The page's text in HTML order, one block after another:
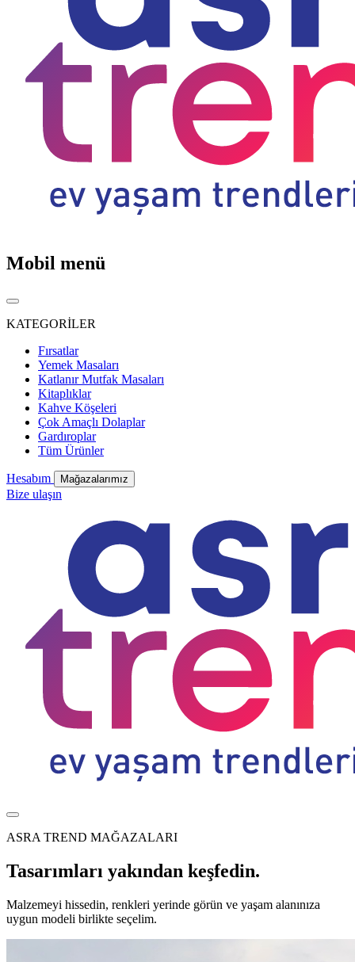
Mobil menü
KATEGORİLER
Fırsatlar
Yemek Masaları
Katlanır Mutfak Masaları
Kitaplıklar
Kahve Köşeleri
Çok Amaçlı Dolaplar
Gardıroplar
Tüm Ürünler
Hesabım Mağazalarımız
Bize ulaşın
ASRA TREND MAĞAZALARI
Tasarımları yakından keşfedin.
Malzemeyi hissedin, renkleri yerinde görün ve yaşam alanınıza
uygun modeli birlikte seçelim.